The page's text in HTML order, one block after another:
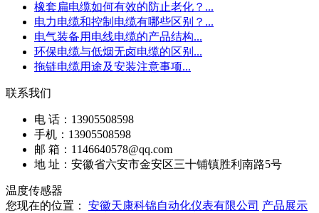
橡套扁电缆如何有效的防止老化？ ...
电力电缆和控制电缆有哪些区别？ ...
电气装备用电线电缆的产品结构...
环保电缆与低烟无卤电缆的区别 ...
拖链电缆用途及安装注意事项...
联系我们
电 话：13905508598
手机：13905508598
邮 箱：1146640578@qq.com
地 址：安徽省六安市金安区三十铺镇胜利南路5号
温度传感器
您现在的位置： 安徽天康科锦自动化仪表有限公司 产品展示